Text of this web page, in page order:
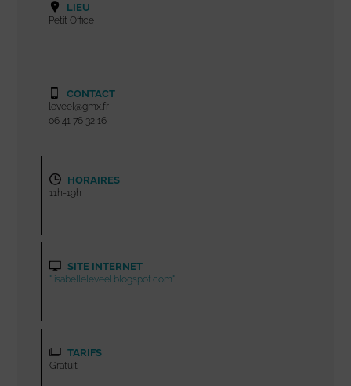
LIEU
Petit Office
CONTACT
leveel@gmx.fr
06 41 76 32 16
HORAIRES
11h-19h
SITE INTERNET
" isabelleleveel.blogspot.com"
TARIFS
Gratuit